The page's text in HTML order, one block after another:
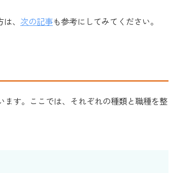
、 次の記事も参考にしてみてください。
す。ここでは、それぞれの種類と職種を整